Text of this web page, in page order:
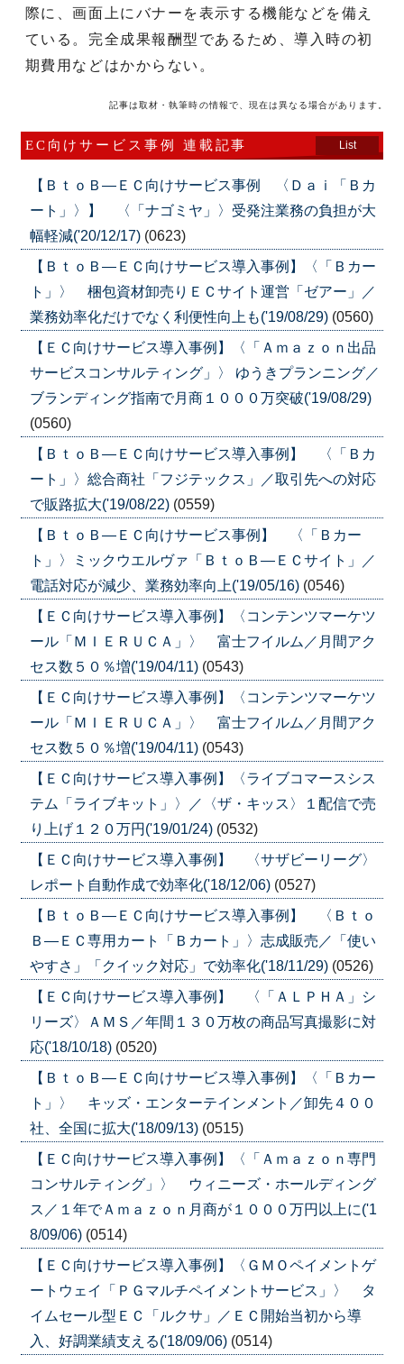
際に、画面上にバナーを表示する機能などを備え
ている。完全成果報酬型であるため、導入時の初
期費用などはかからない。
記事は取材・執筆時の情報で、現在は異なる場合があります。
EC向けサービス事例 連載記事 List
【ＢｔｏＢ―ＥＣ向けサービス事例 〈Ｄａｉ「Ｂカ
ート」〉】 〈「ナゴミヤ」〉受発注業務の負担が大
幅軽減('20/12/17) (0623)
【ＢｔｏＢ―ＥＣ向けサービス導入事例】〈「Ｂカー
ト」〉 梱包資材卸売りＥＣサイト運営「ゼアー」／
業務効率化だけでなく利便性向上も('19/08/29) (0560)
【ＥＣ向けサービス導入事例】〈「Ａｍａｚｏｎ出品
サービスコンサルティング」〉 ゆうきプランニング／
ブランディング指南で月商１０００万突破('19/08/29)
(0560)
【ＢｔｏＢ―ＥＣ向けサービス導入事例】 〈「Ｂカ
ート」〉総合商社「フジテックス」／取引先への対応
で販路拡大('19/08/22) (0559)
【ＢｔｏＢ―ＥＣ向けサービス事例】 〈「Ｂカー
ト」〉ミックウエルヴァ「ＢｔｏＢ―ＥＣサイト」／
電話対応が減少、業務効率向上('19/05/16) (0546)
【ＥＣ向けサービス導入事例】〈コンテンツマーケツ
ール「ＭＩＥＲＵＣＡ」〉 富士フイルム／月間アク
セス数５０％増('19/04/11) (0543)
【ＥＣ向けサービス導入事例】〈コンテンツマーケツ
ール「ＭＩＥＲＵＣＡ」〉 富士フイルム／月間アク
セス数５０％増('19/04/11) (0543)
【ＥＣ向けサービス導入事例】〈ライブコマースシス
テム「ライブキット」〉／〈ザ・キッス〉１配信で売
り上げ１２０万円('19/01/24) (0532)
【ＥＣ向けサービス導入事例】 〈サザビーリーグ〉
レポート自動作成で効率化('18/12/06) (0527)
【ＢｔｏＢ―ＥＣ向けサービス導入事例】 〈Ｂｔｏ
Ｂ―ＥＣ専用カート「Ｂカート」〉志成販売／「使い
やすさ」「クイック対応」で効率化('18/11/29) (0526)
【ＥＣ向けサービス導入事例】 〈「ＡＬＰＨＡ」シ
リーズ〉ＡＭＳ／年間１３０万枚の商品写真撮影に対
応('18/10/18) (0520)
【ＢｔｏＢ―ＥＣ向けサービス導入事例】〈「Ｂカー
ト」〉 キッズ・エンターテインメント／卸先４００
社、全国に拡大('18/09/13) (0515)
【ＥＣ向けサービス導入事例】〈「Ａｍａｚｏｎ専門
コンサルティング」〉 ウィニーズ・ホールディング
ス／１年でＡｍａｚｏｎ月商が１０００万円以上に('1
8/09/06) (0514)
【ＥＣ向けサービス導入事例】〈ＧＭＯペイメントゲ
ートウェイ「ＰＧマルチペイメントサービス」〉 タ
イムセール型ＥＣ「ルクサ」／ＥＣ開始当初から導
入、好調業績支える('18/09/06) (0514)